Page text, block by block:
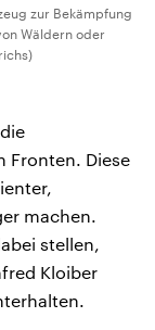
zur Bekämpfung
Wäldern oder
Fronten. Diese
machen.
stellen,
Kloiber